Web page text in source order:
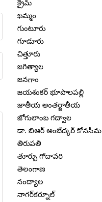
క్రైమ్
ఖమ్మం
గుంటూరు
గూడూరు
చిత్తూరు
జగిత్యాల
జనగాం
జయశంకర్ భూపాలపల్లి
జాతీయ అంతర్జాతీయ
జోగులాంబ గద్వాల
డా. బిఆర్ అంబేద్కర్ కోనసీమ
తిరుపతి
తూర్పు గోదావరి
తెలంగాణ
నంద్యాల
నాగర్‌కర్నూల్